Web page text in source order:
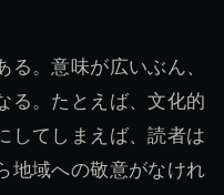
る。意味が広いぶん、
る。たとえば、文化的
してしまえば、読者は
地域への敬意がなけれ